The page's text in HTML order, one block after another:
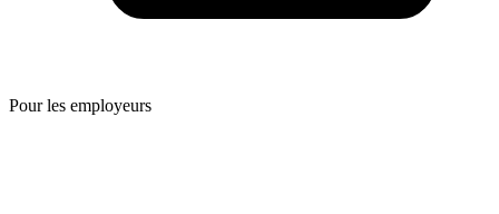
Pour les employeurs